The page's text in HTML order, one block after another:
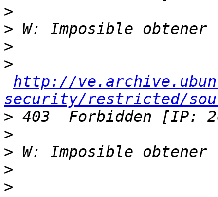
>
>
>
>
http://
security/restricted/
>
>
>
>
>